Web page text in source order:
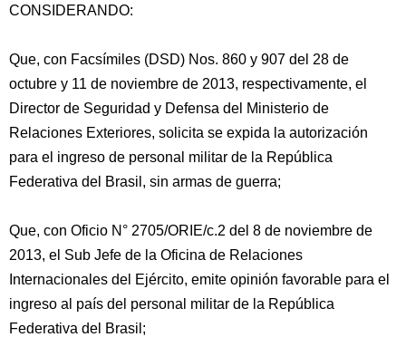
CONSIDERANDO:
Que, con Facsímiles (DSD) Nos. 860 y 907 del 28 de
octubre y 11 de noviembre de 2013, respectivamente, el
Director de Seguridad y Defensa del Ministerio de
Relaciones Exteriores, solicita se expida la autorización
para el ingreso de personal militar de la República
Federativa del Brasil, sin armas de guerra;
Que, con Oficio N° 2705/ORIE/c.2 del 8 de noviembre de
2013, el Sub Jefe de la Oficina de Relaciones
Internacionales del Ejército, emite opinión favorable para el
ingreso al país del personal militar de la República
Federativa del Brasil;